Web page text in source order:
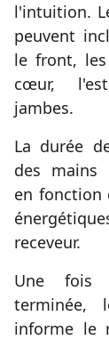
l'intuition.
peuvent
le front,
cœur,
jambes.
La durée
des mains
en fonction
receveur.
Une fois
terminée,
informe le